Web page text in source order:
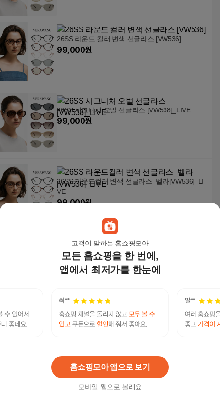
고객이 말하는 홈쇼핑모아
모든 홈쇼핑을 한 번에,
앱에서 최저가를 한눈에
홈쇼핑모아 앱으로 보기
모바일 웹으로 볼래요
26SS 라운드 컬러 변색 선글라스 [VW536]
99,000원
26SS 시그니처 오벌 선글라스 [VW538]_LIVE
99,000원
26SS 라운드컬러 변색 선글라스_벨라[VW536]_LI
VE
99,000원
에스데코 60수사틴 순면 누빔이불베개커버세트 S
싱글 핑크
100,000원
시그니처 선글라스 523